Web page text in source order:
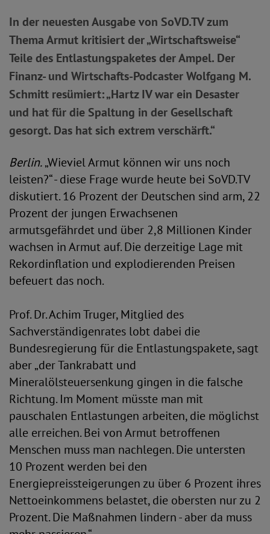
In der neuesten Ausgabe von SoVD.TV zum
Thema Armut kritisiert der „Wirtschaftsweise“
Teile des Entlastungspaketes der Ampel. Der
Finanz- und Wirtschafts-Podcaster Wolfgang M.
Schmitt resümiert: „Hartz IV war ein Desaster
und hat für die Spaltung in der Gesellschaft
gesorgt. Das hat sich extrem verschärft.“
Berlin.„Wieviel Armut können wir uns noch
leisten?“ - diese Frage wurde heute bei SoVD.TV
diskutiert. 16 Prozent der Deutschen sind arm, 22
Prozent der jungen Erwachsenen
armutsgefährdet und über 2,8 Millionen Kinder
wachsen in Armut auf. Die derzeitige Lage mit
Rekordinflation und explodierenden Preisen
befeuert das noch.
Prof. Dr. Achim Truger, Mitglied des
Sachverständigenrates lobt dabei die
Bundesregierung für die Entlastungspakete, sagt
aber „der Tankrabatt und
Mineralölsteuersenkung gingen in die falsche
Richtung. Im Moment müsste man mit
pauschalen Entlastungen arbeiten, die möglichst
alle erreichen. Bei von Armut betroffenen
Menschen muss man nachlegen. Die untersten
10 Prozent werden bei den
Energiepreissteigerungen zu über 6 Prozent ihres
Nettoeinkommens belastet, die obersten nur zu 2
Prozent. Die Maßnahmen lindern - aber da muss